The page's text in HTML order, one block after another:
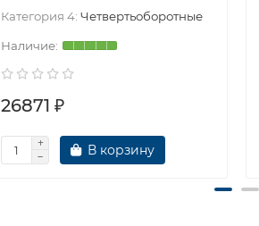
Категория 4: Четвертьоборотные
26871 ₽
В корзину